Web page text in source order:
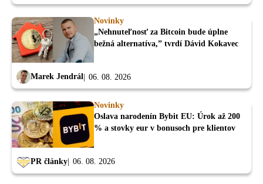
Novinky
„Nehnuteľnosť za Bitcoin bude úplne
bežná alternatíva,” tvrdí Dávid Kokavec
Marek Jendrál 06. 08. 2026
Novinky
Oslava narodenín Bybit EU: Úrok až 200
% a stovky eur v bonusoch pre klientov
PR články 06. 08. 2026